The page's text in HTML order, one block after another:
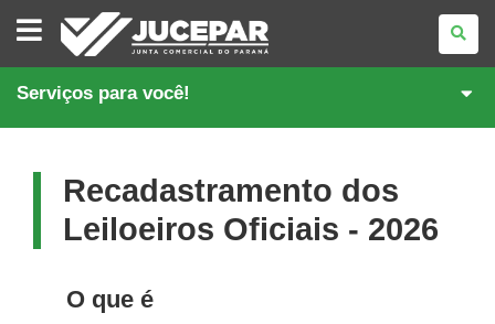
JUNTA
COMERCIAL
DO
PARANÁ
Serviços para você!
Recadastramento dos
Leiloeiros Oficiais - 2026
O que é